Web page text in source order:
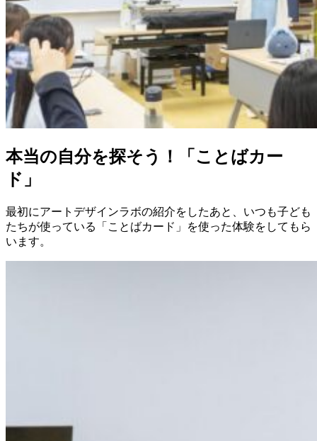
本当の自分を探そう！「ことばカー
ド」
最初にアートデザインラボの紹介をしたあと、いつも子ども
たちが使っている「ことばカード」を使った体験をしてもら
います。